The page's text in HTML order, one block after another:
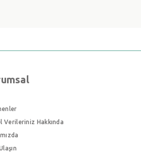
Verileriniz Hakkında